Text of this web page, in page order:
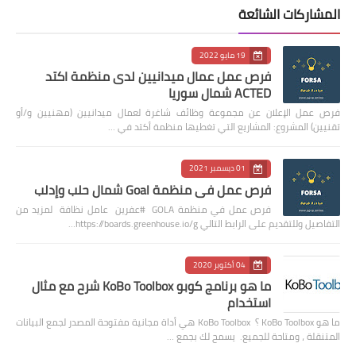
المشاركات الشائعة
19 مايو 2022
فرص عمل عمال ميدانيين لدى منظمة اكتد
ACTED شمال سوريا
فرص عمل الإعلان عن مجموعة وظائف شاغرة لعمال ميدانيين (مهنيين و/أو
تقنيين) المشروع: المشاريع التي تغطيها منظمة أكتد في …
01 ديسمبر 2021
فرص عمل في منظمة Goal شمال حلب وإدلب
فرص عمل في منظمة GOLA #عفرين عامل نظافة لمزيد من
التفاصيل وللتقديم على الرابط التالي https://boards.greenhouse.io/g…
04 أكتوبر 2020
ما هو برنامج كوبو KoBo Toolbox شرح مع مثال
استخدام
ما هو KoBo Toolbox ؟ KoBo Toolbox هي أداة مجانية مفتوحة المصدر لجمع البيانات
المتنقلة ، ومتاحة للجميع. يسمح لك بجمع …